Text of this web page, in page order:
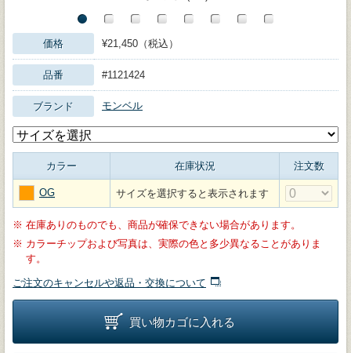
価格 ¥21,450（税込）
品番 #1121424
ブランド モンベル
カラー 在庫状況 注文数
OG サイズを選択すると表示されます
※ 在庫ありのものでも、商品が確保できない場合があります。
※ カラーチップおよび写真は、実際の色と多少異なることがありま
す。
ご注文のキャンセルや返品・交換について
買い物カゴに入れる